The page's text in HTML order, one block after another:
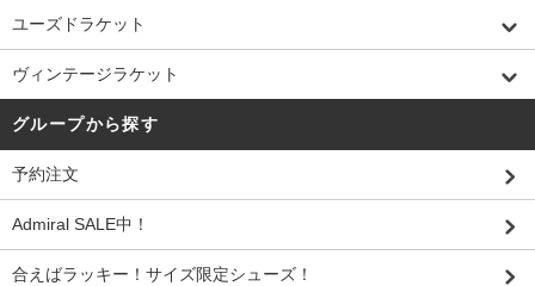
ユーズドラケット
ヴィンテージラケット
グループから探す
予約注文
Admiral SALE中！
合えばラッキー！サイズ限定シューズ！